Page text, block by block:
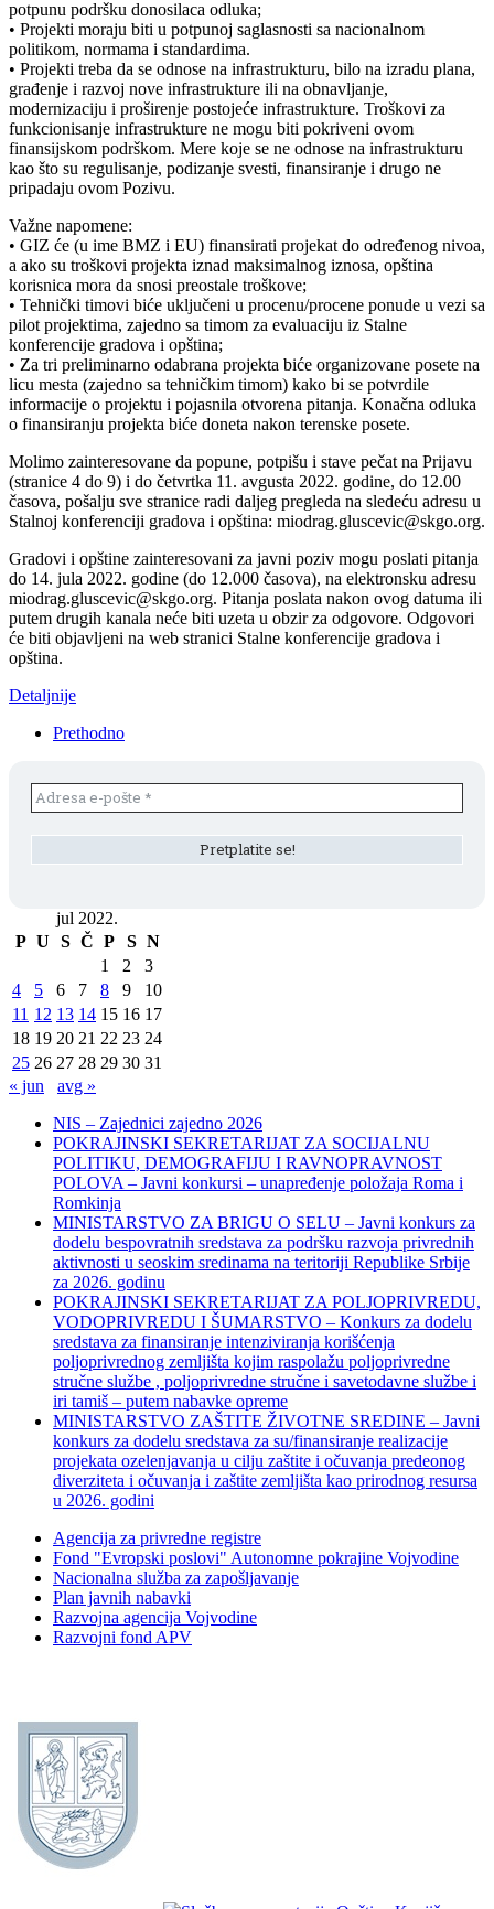
potpunu podršku donosilaca odluka;
• Projekti moraju biti u potpunoj saglasnosti sa nacionalnom
politikom, normama i standardima.
• Projekti treba da se odnose na infrastrukturu, bilo na izradu plana,
građenje i razvoj nove infrastrukture ili na obnavljanje,
modernizaciju i proširenje postojeće infrastrukture. Troškovi za
funkcionisanje infrastrukture ne mogu biti pokriveni ovom
finansijskom podrškom. Mere koje se ne odnose na infrastrukturu
kao što su regulisanje, podizanje svesti, finansiranje i drugo ne
pripadaju ovom Pozivu.
Važne napomene:
• GIZ će (u ime BMZ i EU) finansirati projekat do određenog nivoa,
a ako su troškovi projekta iznad maksimalnog iznosa, opština
korisnica mora da snosi preostale troškove;
• Tehnički timovi biće uključeni u procenu/procene ponude u vezi sa
pilot projektima, zajedno sa timom za evaluaciju iz Stalne
konferencije gradova i opština;
• Za tri preliminarno odabrana projekta biće organizovane posete na
licu mesta (zajedno sa tehničkim timom) kako bi se potvrdile
informacije o projektu i pojasnila otvorena pitanja. Konačna odluka
o finansiranju projekta biće doneta nakon terenske posete.
Molimo zainteresovane da popune, potpišu i stave pečat na Prijavu
(stranice 4 do 9) i do četvrtka 11. avgusta 2022. godine, do 12.00
časova, pošalju sve stranice radi daljeg pregleda na sledeću adresu u
Stalnoj konferenciji gradova i opština: miodrag.gluscevic@skgo.org.
Gradovi i opštine zainteresovani za javni poziv mogu poslati pitanja
do 14. jula 2022. godine (do 12.000 časova), na elektronsku adresu
miodrag.gluscevic@skgo.org. Pitanja poslata nakon ovog datuma ili
putem drugih kanala neće biti uzeta u obzir za odgovore. Odgovori
će biti objavljeni na web stranici Stalne konferencije gradova i
opština.
Detaljnije
Prethodno
jul 2022.
P U S Č P S N
1
2
3
4
5 6 7 8 9
10
11 12 13 14 15 16 17
18 19 20 21 22 23 24
25 26 27 28 29 30 31
« jun
avg »
NIS – Zajednici zajedno 2026
POKRAJINSKI SEKRETARIJAT ZA SOCIJALNU
POLITIKU, DEMOGRAFIJU I RAVNOPRAVNOST
POLOVA – Javni konkursi – unapređenje položaja Roma i
Romkinja
MINISTARSTVO ZA BRIGU O SELU – Javni konkurs za
dodelu bespovratnih sredstava za podršku razvoja privrednih
aktivnosti u seoskim sredinama na teritoriji Republike Srbije
za 2026. godinu
POKRAJINSKI SEKRETARIJAT ZA POLJOPRIVREDU,
VODOPRIVREDU I ŠUMARSTVO – Konkurs za dodelu
sredstava za finansiranje intenziviranja korišćenja
poljoprivrednog zemljišta kojim raspolažu poljoprivredne
stručne službe , poljoprivredne stručne i savetodavne službe i
iri tamiš ‒ putem nabavke opreme
MINISTARSTVO ZAŠTITE ŽIVOTNE SREDINE – Javni
konkurs za dodelu sredstava za su/finansiranje realizacije
projekata ozelenjavanja u cilju zaštite i očuvanja predeonog
diverziteta i očuvanja i zaštite zemljišta kao prirodnog resursa
u 2026. godini
Agencija za privredne registre
Fond "Evropski poslovi" Autonomne pokrajine Vojvodine
Nacionalna služba za zapošljavanje
Plan javnih nabavki
Razvojna agencija Vojvodine
Razvojni fond APV